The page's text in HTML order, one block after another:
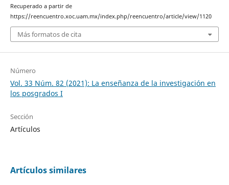
Recuperado a partir de
https://reencuentro.xoc.uam.mx/index.php/reencuentro/article/view/1120
Más formatos de cita
Número
Vol. 33 Núm. 82 (2021): La enseñanza de la investigación en
los posgrados I
Sección
Artículos
Artículos similares